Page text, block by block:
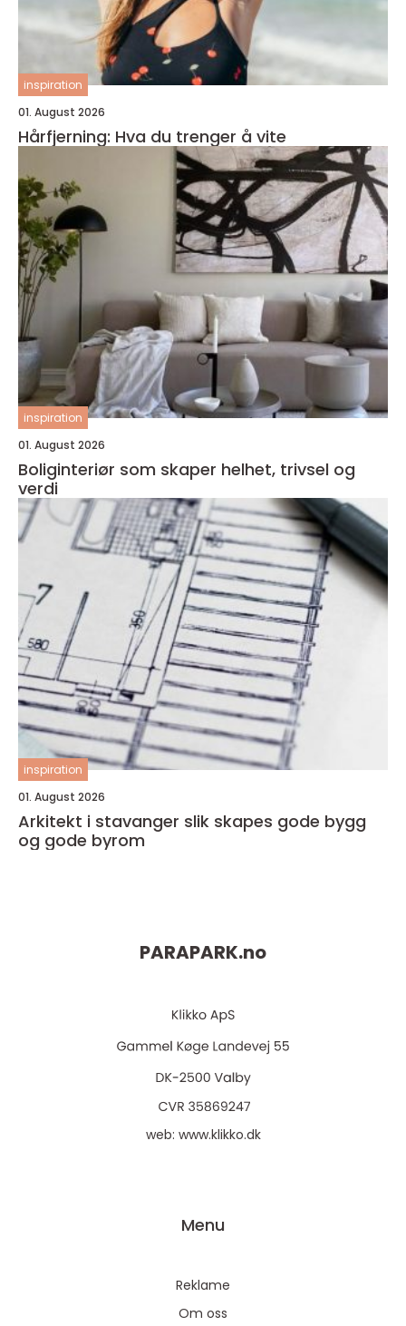
inspiration
01. August 2026
Hårfjerning: Hva du trenger å vite
inspiration
01. August 2026
Boliginteriør som skaper helhet, trivsel og
verdi
inspiration
01. August 2026
Arkitekt i stavanger slik skapes gode bygg
og gode byrom
PARAPARK.no
web: www.klikko.dk
Menu
Reklame
Om oss